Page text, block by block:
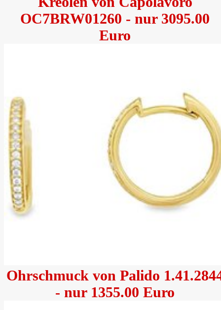
OC7BRW01260 - nur 3095.00
Euro
Ohrschmuck von Palido
- nur 1355.00 Euro